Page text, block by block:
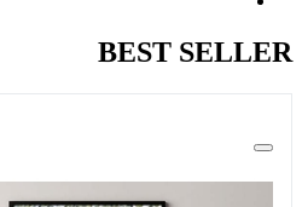
BEST SELLER